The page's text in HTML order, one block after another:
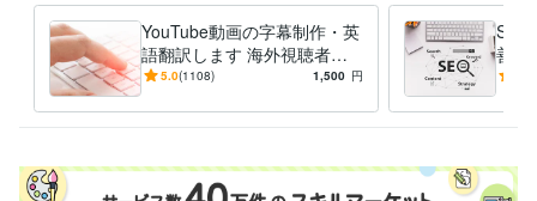
英語 ネイティブレベル
YouTube動画の字幕制作・英
語翻訳します 海外視聴者を
ターゲットにしたい動画配信
5.0(1108) 1,500 円
善箇
たの
す。